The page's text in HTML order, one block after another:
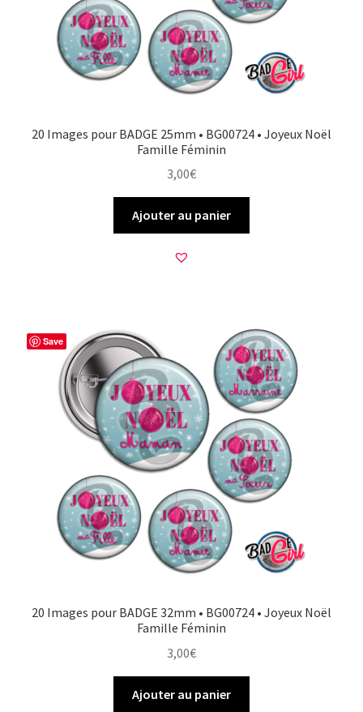
20 Images pour BADGE 25mm • BG00724 • Joyeux Noël
Famille Féminin
3,00€
Ajouter au panier
Save
20 Images pour BADGE 32mm • BG00724 • Joyeux Noël
Famille Féminin
3,00€
Ajouter au panier